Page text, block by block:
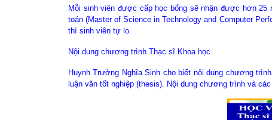
Mỗi sinh viên được cấp học bổng sẽ nhận được hơn
toán (Master of Science in Technology and Computer
thì sinh viên tự lo.
Nội dung chương trình Thạc sĩ Khoa học
Huynh Trưởng Nghĩa Sinh cho biết nội dung chương
luận văn tốt nghiệp (thesis). Nội dung chương trình và